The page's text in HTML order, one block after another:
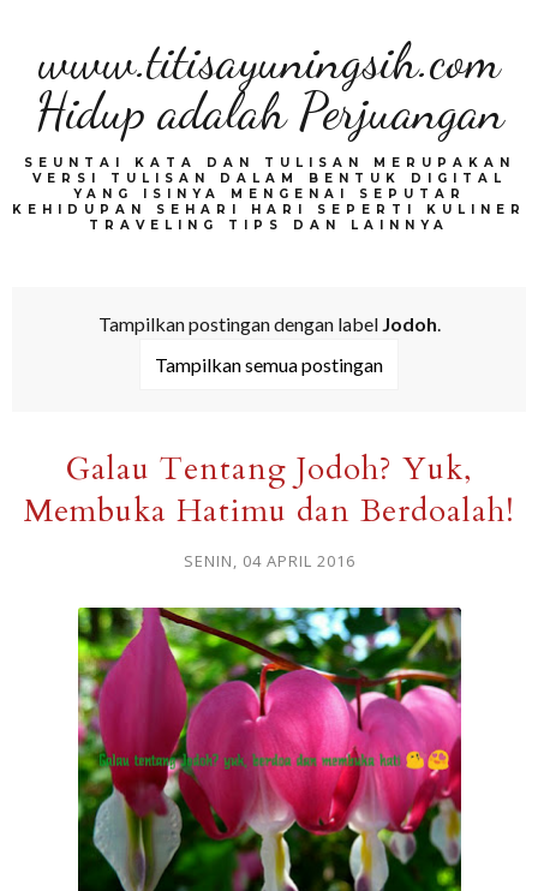
www.titisayuningsih.com
Hidup adalah Perjuangan
SEUNTAI KATA DAN TULISAN MERUPAKAN
VERSI TULISAN DALAM BENTUK DIGITAL
YANG ISINYA MENGENAI SEPUTAR
KEHIDUPAN SEHARI HARI SEPERTI KULINER
TRAVELING TIPS DAN LAINNYA
Tampilkan postingan dengan label Jodoh.
Tampilkan semua postingan
Galau Tentang Jodoh? Yuk,
Membuka Hatimu dan Berdoalah!
SENIN, 04 APRIL 2016